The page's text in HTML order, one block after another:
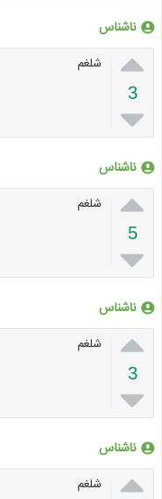
ناشناس

3

شلغم
ناشناس

5

شلغم
ناشناس

3

شلغم
ناشناس
 شلغم